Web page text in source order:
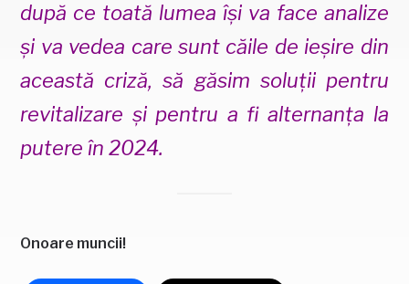
după ce toată lumea își va face analize
și va vedea care sunt căile de ieșire din
această criză, să găsim soluții pentru
revitalizare și pentru a fi alternanța la
putere în 2024.
Onoare muncii!